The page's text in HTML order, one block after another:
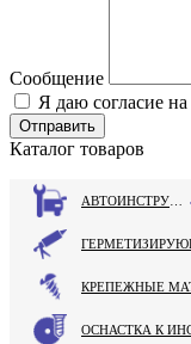
Сообщение
Я даю согласие на
Каталог товаров